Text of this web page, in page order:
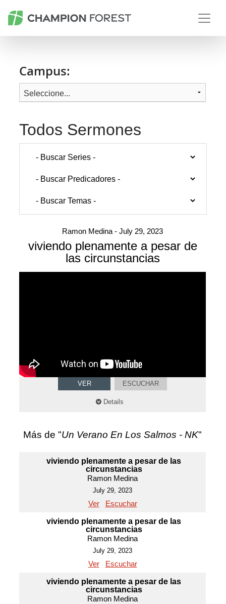
Campus:
Todos Sermones
Ramon Medina - July 29, 2023
viviendo plenamente a pesar de
las circunstancias
VER ESCUCHAR
Details
Más de "Un Verano En Los Salmos - NK"
viviendo plenamente a pesar de las
circunstancias
Ramon Medina
July 29, 2023
Ver Escuchar
viviendo plenamente a pesar de las
circunstancias
Ramon Medina
July 29, 2023
Ver Escuchar
viviendo plenamente a pesar de las
circunstancias
Ramon Medina